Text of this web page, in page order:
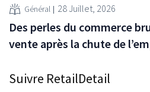
Général 28 Juillet, 2026
Des perles du commerce
vente après la chute de
Suivre RetailDetail